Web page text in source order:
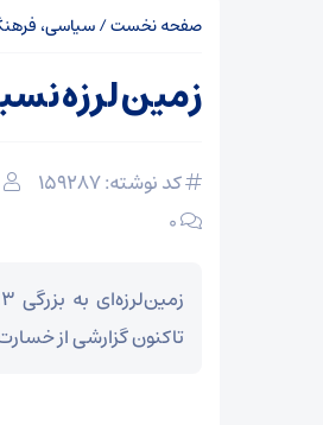
صفحه نخست/سیاسی،
زمین لرزه
کد نوشته: 159287
۰
تاکنون گزارشی از